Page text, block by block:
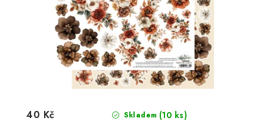
Skladem (10 ks)
40 Kč